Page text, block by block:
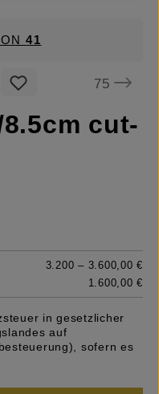
41
75
cut-
3.200 – 3.600,00 €
1.600,00 €
in gesetzlicher
auf
sofern es